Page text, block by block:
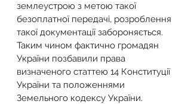
землеустрою з метою такої
безоплатної передачі, розроблення
такої документації забороняється.
Таким чином фактично громадян
України позбавили права
визначеного статтею 14 Конституції
України та положеннями
Земельного кодексу України.